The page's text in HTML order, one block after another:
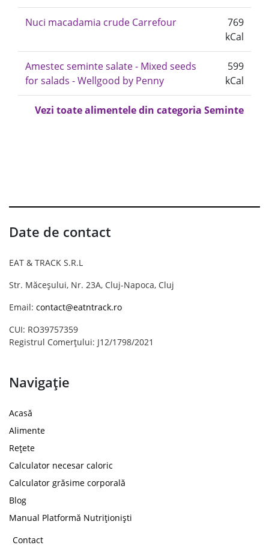
Nuci macadamia crude Carrefour
769
kCal
Amestec seminte salate - Mixed seeds
for salads - Wellgood by Penny
599
kCal
Vezi toate alimentele din categoria Seminte
Date de contact
EAT & TRACK S.R.L
Str. Măceșului, Nr. 23A, Cluj-Napoca, Cluj
Email: contact@eatntrack.ro
CUI: RO39757359
Registrul Comerțului: J12/1798/2021
Navigație
Acasă
Alimente
Rețete
Calculator necesar caloric
Calculator grăsime corporală
Blog
Manual Platformă Nutriționiști
Contact